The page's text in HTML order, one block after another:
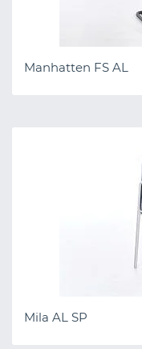
Manhatten FS AL
Mila AL SP